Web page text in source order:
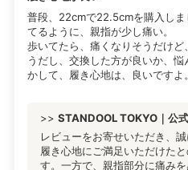
普段、22cmで22.5cmを購入し
てるように、親指が少し痛い。
歩いてたら、痛くなりそうだけ
うだし、交換した方が良いか、
かして、履き心地は、良いですよ。
>> STANDOOL TOKYO｜公
レビューをお寄せいただき、
履き心地にご満足いただけた
す。一方で、親指部分に痛み